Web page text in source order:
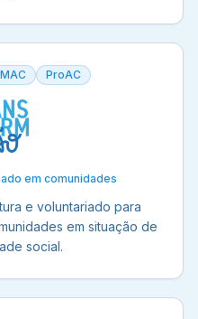
ProAC
em comunidades
e voluntariado para
em situação de
social.